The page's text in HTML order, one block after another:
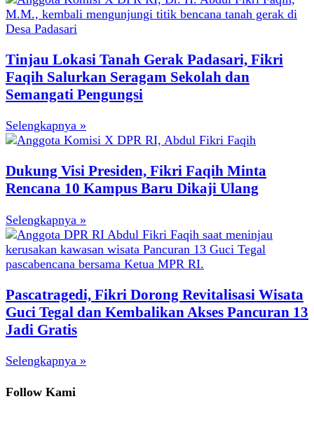
Tinjau Lokasi Tanah Gerak Padasari, Fikri
Faqih Salurkan Seragam Sekolah dan
Semangati Pengungsi
Selengkapnya »
Dukung Visi Presiden, Fikri Faqih Minta
Rencana 10 Kampus Baru Dikaji Ulang
Selengkapnya »
Pascatragedi, Fikri Dorong Revitalisasi Wisata
Guci Tegal dan Kembalikan Akses Pancuran 13
Jadi Gratis
Selengkapnya »
Follow Kami